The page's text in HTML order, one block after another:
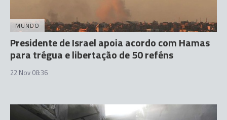
MUNDO
Presidente de Israel apoia acordo com Hamas
para trégua e libertação de 50 reféns
22 Nov 08:36